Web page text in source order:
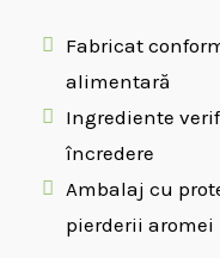
Fabricat
alimentară
Ingrediente
încredere
Ambalaj cu
pierderii aromei